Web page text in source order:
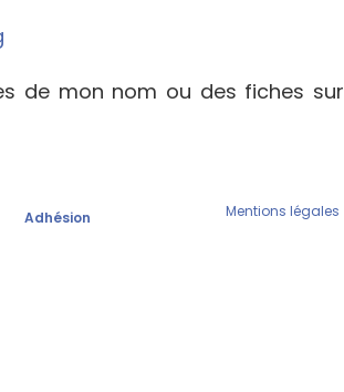
de mon nom ou des fiches sur
Adhésion Mentions légales